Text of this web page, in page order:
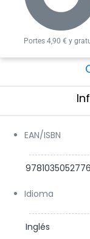
Follow us on X:
Portes 4,90 € y
EAN/ISBN
9781035052776
Idioma
Inglés